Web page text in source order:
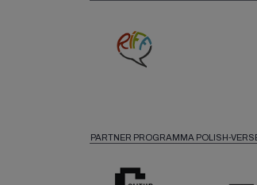
PARTNER PROGRAMMA POLISH-